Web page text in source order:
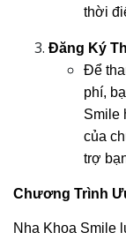
thời
Đăng Ký
Để
phí,
Smile
của
trợ
Chương Trình
Nha Khoa Smile